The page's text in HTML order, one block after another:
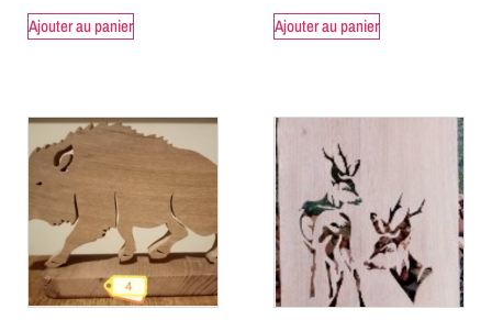
Ajouter au panier Ajouter au panier